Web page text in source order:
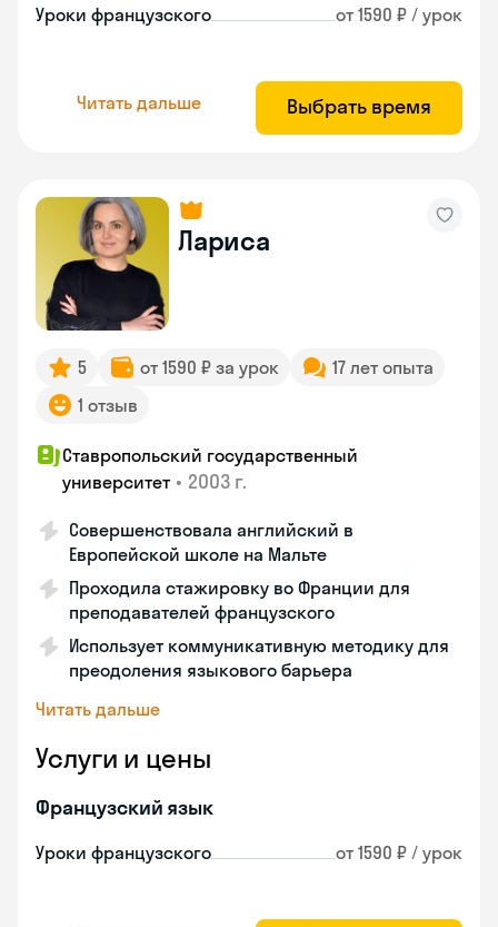
Уроки французского от 1590 ₽ / урок
Читать дальше Выбрать время
Лариса
5 от 1590 ₽ за урок
17 лет опыта
1 отзыв
Ставропольский государственный
университет • 2003 г.
Совершенствовала английский в
Европейской школе на Мальте
Проходила стажировку во Франции для
преподавателей французского
Использует коммуникативную методику для
преодоления языкового барьера
Читать дальше
Услуги и цены
Французский язык
Уроки французского от 1590 ₽ / урок